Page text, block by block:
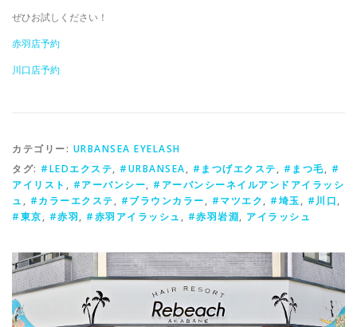
ぜひお試しください！
赤羽店予約
川口店予約
カテゴリー: URBANSEA EYELASH
タグ: #LEDエクステ, #URBANSEA, #まつげエクステ, #まつ毛, #
アイリスト , #アーバンシー, #アーバンシーネイルアンドアイラッシ
ュ , #カラーエクステ, #ブラウンカラー, #マツエク, #埼玉, #川口,
#東京, #赤羽, #赤羽アイラッシュ , #赤羽岩淵, アイラッシュ